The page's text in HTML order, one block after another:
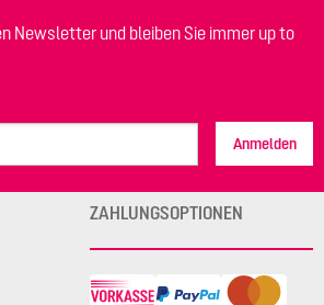
Newsletter und bleiben Sie immer up to
Anmelden
ZAHLUNGSOPTIONEN